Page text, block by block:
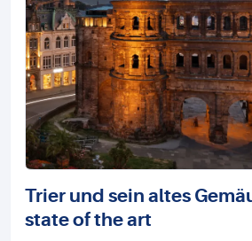
Trier und sein altes
state of the art